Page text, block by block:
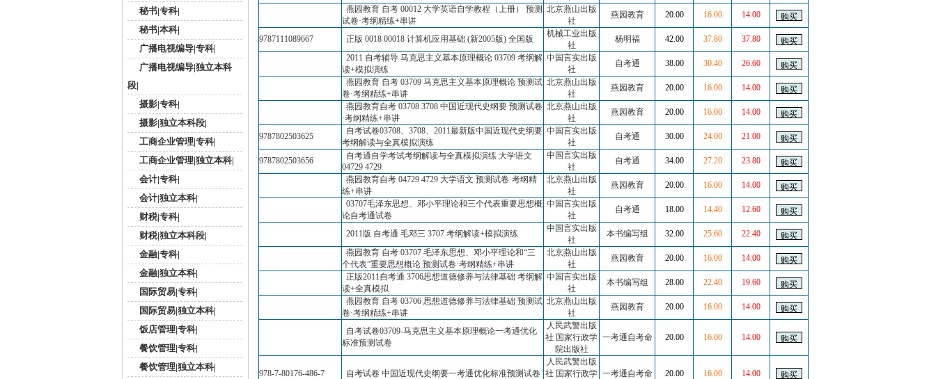
秘书|专科|
秘书|本科|
广播电视编导|专科|
广播电视编导|独立本科
段|
摄影|专科|
摄影|独立本科段|
工商企业管理|专科|
工商企业管理|独立本科|
会计|专科|
会计|独立本科|
财税|专科|
财税|独立本科段|
金融|专科|
金融|独立本科|
国际贸易|专科|
国际贸易|独立本科|
饭店管理|专科|
餐饮管理|专科|
餐饮管理|独立本科|
燕园教育 自考 00012 大学英语自学教程（上册） 预测
试卷·考纲精练+串讲
北京燕山出版
社
燕园教育 20.00 16.00 14.00
9787111089667 正版 0018 00018 计算机应用基础 (新2005版) 全国版
机械工业出版
社
杨明福 42.00 37.80
37.80
2011 自考辅导 马克思主义基本原理概论 03709 考纲解
读+模拟演练
中国言实出版
社
自考通 38.00 30.40
26.60
燕园教育 自考 03709 马克思主义基本原理概论 预测试
卷·考纲精练+串讲
北京燕山出版
社
燕园教育 20.00 16.00
14.00
燕园教育自考 03708 3708 中国近现代史纲要 预测试卷
·考纲精练+串讲
北京燕山出版
社
燕园教育 20.00 16.00 14.00
9787802503625
自考试卷03708、3708、2011最新版中国近现代史纲要
考纲解读与全真模拟演练
中国言实出版
社
自考通 30.00 24.00 21.00
9787802503656
自考通自学考试考纲解读与全真模拟演练 大学语文
04729 4729
中国言实出版
社
自考通 34.00 27.20
23.80
燕园教育自考 04729 4729 大学语文 预测试卷·考纲精
练+串讲
北京燕山出版
社
燕园教育 20.00 16.00
14.00
03707毛泽东思想、邓小平理论和三个代表重要思想概
论自考通试卷
中国言实出版
社
自考通 18.00 14.40 12.60
2011版 自考通 毛邓三 3707 考纲解读+模拟演练
中国言实出版
社
本书编写组 32.00 25.60
22.40
燕园教育 自考 03707 毛泽东思想、邓小平理论和“三
个代表”重要思想概论 预测试卷·考纲精练+串讲
北京燕山出版
社
燕园教育 20.00 16.00
14.00
正版2011自考通 3706思想道德修养与法律基础 考纲解
读+全真模拟
中国言实出版
社
本书编写组 28.00 22.40
19.60
燕园教育 自考 03706 思想道德修养与法律基础 预测试
卷·考纲精练+串讲
北京燕山出版
社
燕园教育 20.00 16.00 14.00
自考试卷03709-马克思主义基本原理概论一考通优化
标准预测试卷
人民武警出版
社 国家行政学
院出版社
一考通自考命 20.00 16.00 14.00
978-7-80176-486-7 自考试卷 中国近现代史纲要一考通优化标准预测试卷
人民武警出版
社 国家行政学 一考通自考命 20.00 16.00 14.00